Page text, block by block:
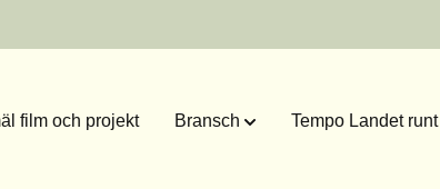
film och projekt Bransch Tempo Landet runt